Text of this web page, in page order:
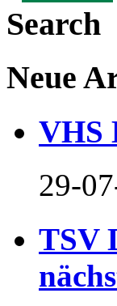
Search
Neue
VHS
29-
TSV